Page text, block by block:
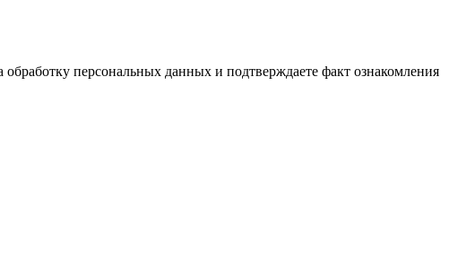
персональных данных и подтверждаете факт ознакомления